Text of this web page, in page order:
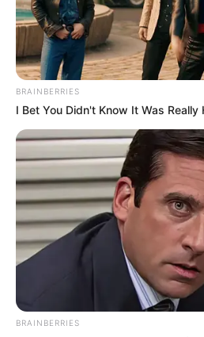
BRAINBERRIES
I Bet You Didn't Know It Was Really
BRAINBERRIES